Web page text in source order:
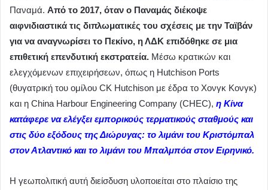
Παναμά. Από το 2017, όταν ο Παναμάς διέκοψε
αιφνιδιαστικά τις διπλωματικές του σχέσεις με την Ταϊβάν
για να αναγνωρίσει το Πεκίνο, η ΛΔΚ επιδόθηκε σε μια
επιθετική επενδυτική εκστρατεία. Μέσω κρατικών και
ελεγχόμενων επιχειρήσεων, όπως η Hutchison Ports
(θυγατρική του ομίλου CK Hutchison με έδρα το Χονγκ Κονγκ)
και η China Harbour Engineering Company (CHEC), η Κίνα
κατάφερε να ελέγξει εμπορικούς τερματικούς σταθμούς και
στις δύο εξόδους της Διώρυγας: το λιμάνι του Κριστόμπαλ
στον Ατλαντικό και το λιμάνι του Μπαλμπόα στον Ειρηνικό.
Η γεωπολιτική αυτή διείσδυση υλοποιείται στο πλαίσιο της